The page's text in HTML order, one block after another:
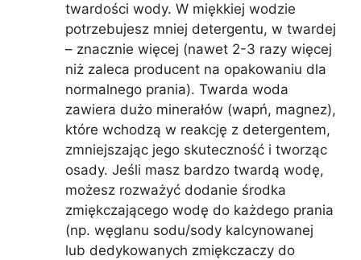
twardości wody. W miękkiej wodzie
potrzebujesz mniej detergentu, w twardej
– znacznie więcej (nawet 2-3 razy więcej
niż zaleca producent na opakowaniu dla
normalnego prania). Twarda woda
zawiera dużo minerałów (wapń, magnez),
które wchodzą w reakcję z detergentem,
zmniejszając jego skuteczność i tworząc
osady. Jeśli masz bardzo twardą wodę,
możesz rozważyć dodanie środka
zmiękczającego wodę do każdego prania
(np. węglanu sodu/sody kalcynowanej
lub dedykowanych zmiękczaczy do